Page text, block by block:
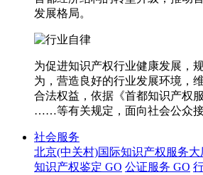
发展格局。
为促进知识产权行业健康发展，
为，营造良好的行业发展环境，
合法权益，依据《首都知识产权
……等有关规定，面向社会公众接
社会服务
北京(中关村)国际知识产权服务大
知识产权鉴定 GO 公证服务 GO